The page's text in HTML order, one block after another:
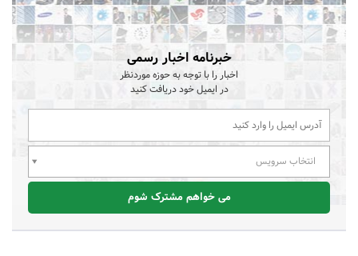
خبرنامه اخبار رسمی
اخبار را با توجه به حوزه موردنظر
در ایمیل خود دریافت کنید
انتخاب سرویس
می خواهم مشترک شوم